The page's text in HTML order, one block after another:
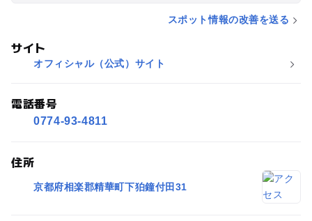
スポット情報の改善を送る
サイト
オフィシャル（公式）サイト
電話番号
0774-93-4811
住所
京都府相楽郡精華町下狛鐘付田31